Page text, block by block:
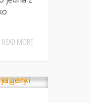
READ MORE